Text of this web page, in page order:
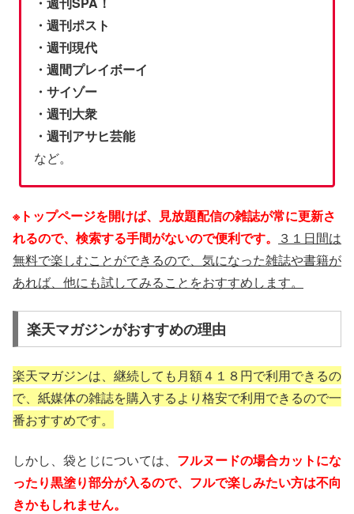
・週刊ポスト
・週刊現代
・週間プレイボーイ
・サイゾー
・週刊大衆
・週刊アサヒ芸能
など。
※トップページを開けば、見放題配信の雑誌が常に更新さ
れるので、検索する手間がないので便利です。
３１日間は
無料で楽しむことができるので、気になった雑誌や書籍が
あれば、他にも試してみることをおすすめします。
楽天マガジンがおすすめの理由
楽天マガジンは、継続しても月額４１８円で利用できるの
で、紙媒体の雑誌を購入するより格安で利用できるので一
番おすすめです。
しかし、袋とじについては、 フルヌードの場合カットにな
ったり黒塗り部分が入るので、フルで楽しみたい方は不向
きかもしれません。